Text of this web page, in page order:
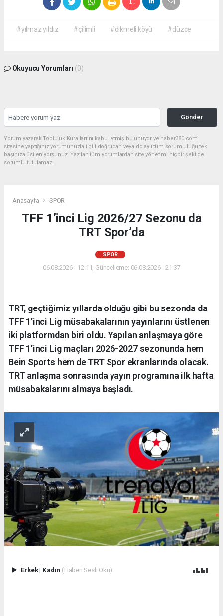
#yılmaz yıldız #çilimli #dikmeli köyü #düzce
Okuyucu Yorumları (0)
Gönder
Yorum yazarak Topluluk Kuralları’nı kabul etmiş bulunuyor ve haber380.com
sitesine yaptığınız yorumunuzla ilgili doğrudan veya dolaylı tüm sorumluluğu tek
başınıza üstleniyorsunuz. Yazılan tüm yorumlardan site yönetimi hiçbir şekilde
sorumlu tutulamaz.
Anasayfa SPOR
TFF 1’inci Lig 2026/27 Sezonu da
TRT Spor’da
SPOR
06.08.2026 - 12:11, Güncelleme: 06.08.2026 - 21:37
TRT, geçtiğimiz yıllarda olduğu gibi bu sezonda da
TFF 1’inci Lig müsabakalarının yayınlarını üstlenen
iki platformdan biri oldu. Yapılan anlaşmaya göre
TFF 1’inci Lig maçları 2026-2027 sezonunda hem
Bein Sports hem de TRT Spor ekranlarında olacak.
TRT anlaşma sonrasında yayın programına ilk hafta
müsabakalarını almaya başladı.
Erkek| Kadın (Haberi Sesli Oku)